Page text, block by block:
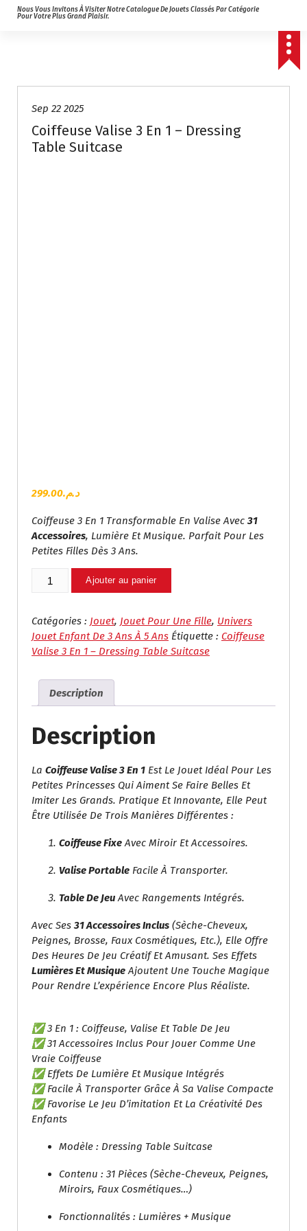
Nous Vous Invitons À Visiter Notre Catalogue De Jouets Classés Par Catégorie
Pour Votre Plus Grand Plaisir.
Sep 22 2025
Coiffeuse Valise 3 En 1 – Dressing
Table Suitcase
د.م.299.00
Coiffeuse 3 En 1 Transformable En Valise Avec31
Accessoires, Lumière Et Musique. Parfait Pour Les
Petites Filles Dès 3 Ans.
Quantité
Valise
3
En
Dressing
Suitcase
Ajouter au panier
Catégories : Jouet, Jouet Pour Une Fille, Univers
Jouet Enfant De 3 Ans À 5 Ans Étiquette : Coiffeuse
Valise 3 En 1 – Dressing Table Suitcase
Description
Description
La Coiffeuse Valise 3 En 1 Est Le Jouet Idéal Pour Les
Petites Princesses Qui Aiment Se Faire Belles Et
Imiter Les Grands. Pratique Et Innovante, Elle Peut
Être Utilisée De Trois Manières Différentes :
Coiffeuse FixeAvec Miroir Et Accessoires.
Valise Portable Facile À Transporter.
Table De JeuAvec Rangements Intégrés.
Avec Ses31 Accessoires Inclus (sèche-Cheveux,
Peignes, Brosse, Faux Cosmétiques, Etc.), Elle Offre
Des Heures De Jeu Créatif Et Amusant. Ses Effets
Lumières Et MusiqueAjoutent Une Touche Magique
Pour Rendre L’expérience Encore Plus Réaliste.
✅ 3 En 1 : Coiffeuse, Valise Et Table De Jeu
✅ 31 Accessoires Inclus Pour Jouer Comme Une
Vraie Coiffeuse
✅ Effets De Lumière Et Musique Intégrés
✅ Facile À Transporter Grâce À Sa Valise Compacte
✅ Favorise Le Jeu D’imitation Et La Créativité Des
Enfants
Modèle : Dressing Table Suitcase
Contenu : 31 Pièces (sèche-Cheveux, Peignes,
Miroirs, Faux Cosmétiques…)
Fonctionnalités : Lumières + Musique